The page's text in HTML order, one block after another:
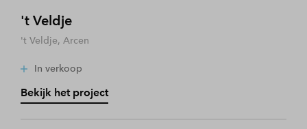
't Veldje
't Veldje, Arcen
In verkoop
Bekijk het project